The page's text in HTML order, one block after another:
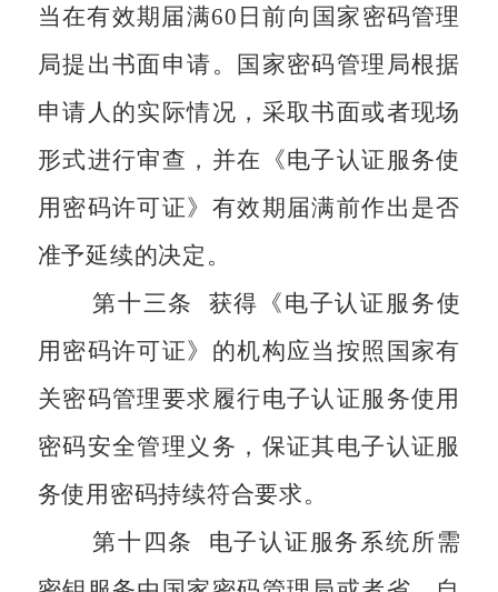
当在有效期届满60 日前向国家密码管理
局提出书面申请。国家密码管理局根据
申请人的实际情况，采取书面或者现场
形式进行审查，并在《电子认证服务使
用密码许可证》有效期届满前作出是否
准予延续的决定。
第十三条
获得《电子认证服务使
用密码许可证》的机构应当按照国家有
关密码管理要求履行电子认证服务使用
密码安全管理义务，保证其电子认证服
务使用密码持续符合要求。
第十四条
电子认证服务系统所需